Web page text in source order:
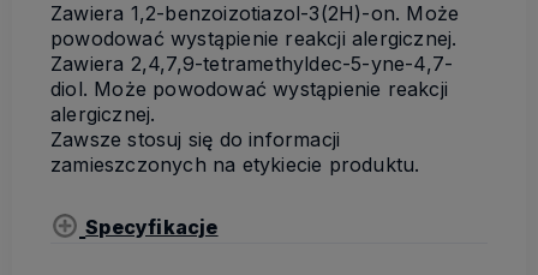
Zawiera 1,2-benzoizotiazol-3(2H)-on. Może
powodować wystąpienie reakcji alergicznej.
Zawiera 2,4,7,9-tetramethyldec-5-yne-4,7-
diol. Może powodować wystąpienie reakcji
alergicznej.
Zawsze stosuj się do informacji
zamieszczonych na etykiecie produktu.
Specyfikacje